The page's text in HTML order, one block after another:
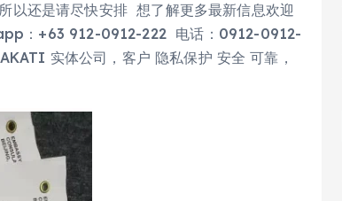
以还是请尽快安排 想了解更多最新信息欢迎
：+63 912-0912-222 电话：0912-0912-
实体公司，客户 隐私保护 安全 可靠，